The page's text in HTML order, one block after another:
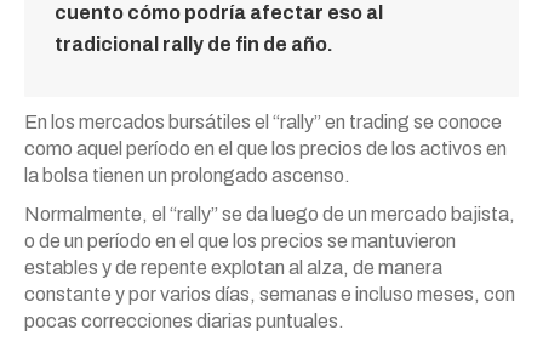
cuento cómo podría afectar eso al
tradicional rally de fin de año.
En los mercados bursátiles el “rally” en trading se conoce
como aquel período en el que los precios de los activos en
la bolsa tienen un prolongado ascenso.
Normalmente, el “rally” se da luego de un mercado bajista,
o de un período en el que los precios se mantuvieron
estables y de repente explotan al alza, de manera
constante y por varios días, semanas e incluso meses, con
pocas correcciones diarias puntuales.